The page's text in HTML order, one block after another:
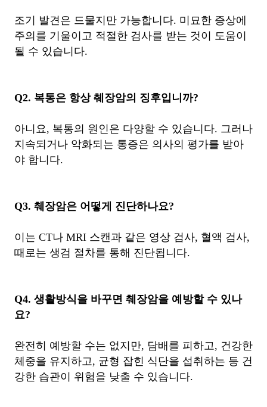
조기 발견은 드물지만 가능합니다. 미묘한 증상에
주의를 기울이고 적절한 검사를 받는 것이 도움이
될 수 있습니다.
Q2. 복통은 항상 췌장암의 징후입니까?
아니요, 복통의 원인은 다양할 수 있습니다. 그러나
지속되거나 악화되는 통증은 의사의 평가를 받아
야 합니다.
Q3. 췌장암은 어떻게 진단하나요?
이는 CT나 MRI 스캔과 같은 영상 검사, 혈액 검사,
때로는 생검 절차를 통해 진단됩니다.
Q4. 생활방식을 바꾸면 췌장암을 예방할 수 있나
요?
완전히 예방할 수는 없지만, 담배를 피하고, 건강한
체중을 유지하고, 균형 잡힌 식단을 섭취하는 등 건
강한 습관이 위험을 낮출 수 있습니다.